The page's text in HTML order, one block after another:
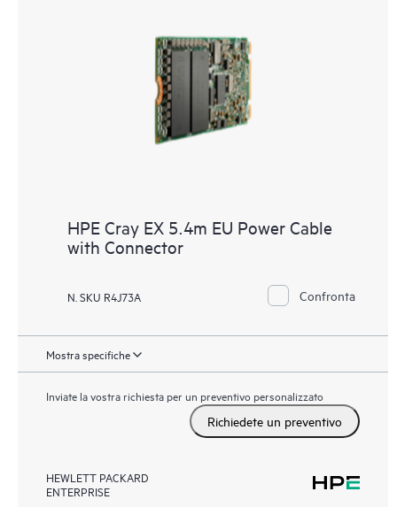
HPE Cray EX 5.4m EU Power Cable
with Connector
N. SKU R4J73A Confronta
Mostra specifiche
Inviate la vostra richiesta per un preventivo personalizzato
Richiedete un preventivo
HEWLETT PACKARD
ENTERPRISE